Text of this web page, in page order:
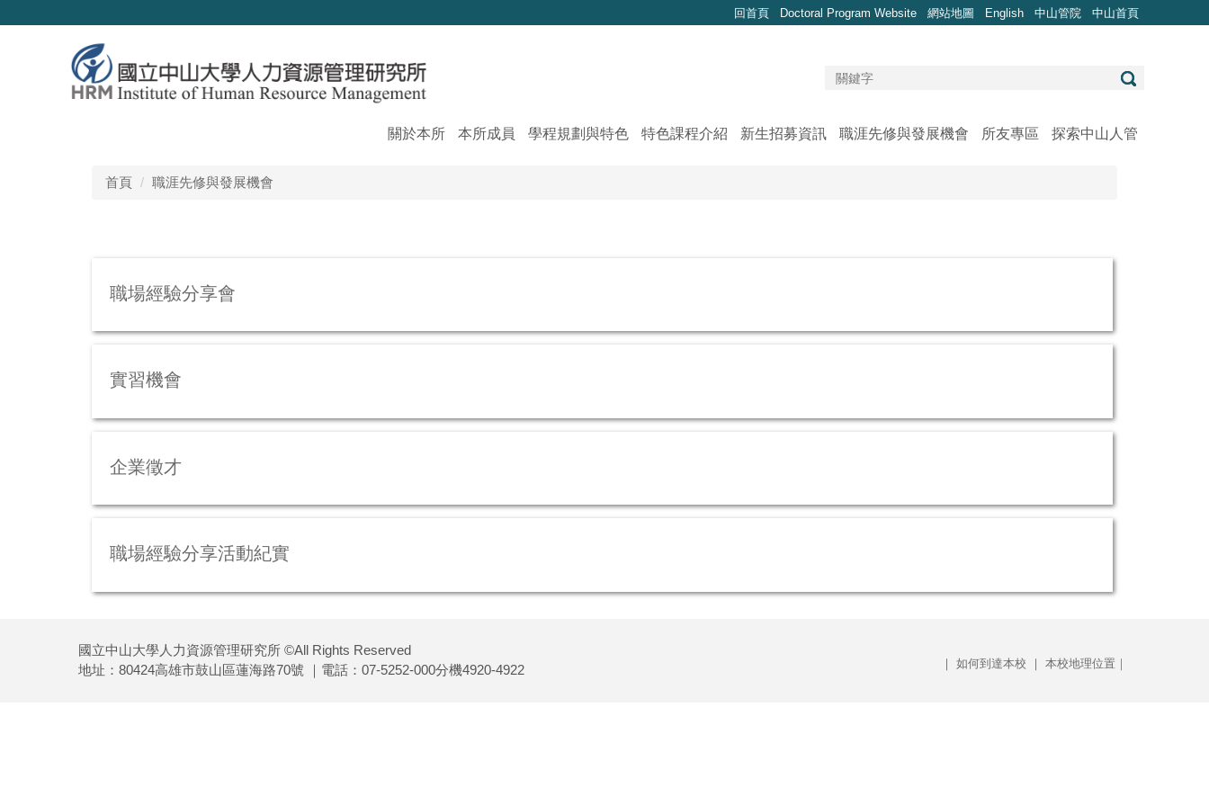
回首頁 Doctoral Program Website 網站地圖 English 中山管院 中山首頁
探索中山人管
所友專區
職涯先修與發展機會
新生招募資訊
特色課程介紹
學程規劃與特色
本所成員
關於本所
首頁 職涯先修與發展機會
職場經驗分享會
實習機會
企業徵才
職場經驗分享活動紀實
國立中山大學人力資源管理研究所 ©All Rights Reserved
地址：80424高雄市鼓山區蓮海路70號 ｜電話：07-5252-000分機4920-4922
｜ 如何到達本校 ｜ 本校地理位置｜